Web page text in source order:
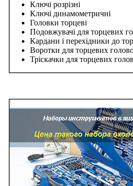
Ключі розрізні
Ключі динамометричні
Головки торцеві
Подовжувачі для торцевих
Кардани і перехідники до
Воротки для торцевих
Тріскачки для торцевих